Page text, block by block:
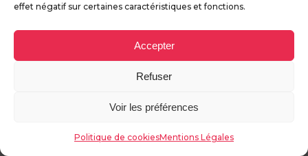
effet négatif sur certaines caractéristiques et fonctions.
Accepter
Refuser
Voir les préférences
Politique de cookiesMentions Légales
l’encryption et mot de passe.
Personnelles, Experis Transit prend
toutes les mesures raisonnables
perte, utilisation détournée, accès non
destruction.